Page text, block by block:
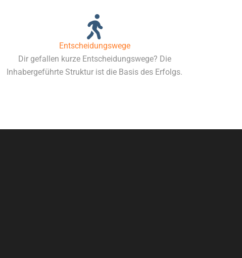
Entscheidungswege
Dir gefallen kurze Entscheidungswege? Die
Inhabergeführte Struktur ist die Basis des Erfolgs.